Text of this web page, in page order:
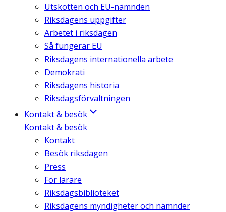
Utskotten och EU-nämnden
Riksdagens uppgifter
Arbetet i riksdagen
Så fungerar EU
Riksdagens internationella arbete
Demokrati
Riksdagens historia
Riksdagsförvaltningen
Kontakt & besök
Kontakt & besök
Kontakt
Besök riksdagen
Press
För lärare
Riksdagsbiblioteket
Riksdagens myndigheter och nämnder